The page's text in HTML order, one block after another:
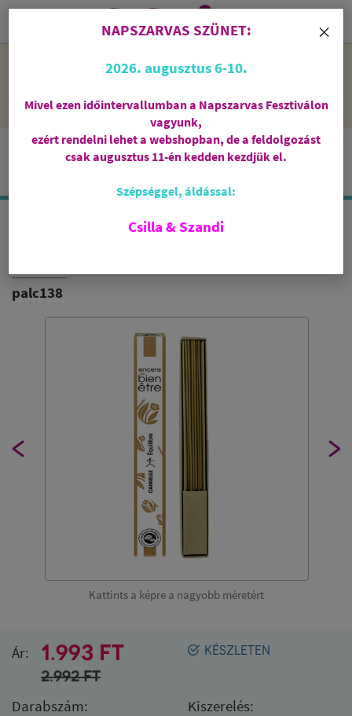
NAPSZARVAS SZÜNET: 2026. augusztus 6-10 - rendelni lehet
feldolgozni őket.
i
0
AROMAMBIANCE
palc138
Kattints a képre a nagyobb méretért
KÉSZLETEN
Ár: 1.993 FT
2.992FT
Darabszám:
Kiszerelés:
×
NAPSZARVAS SZÜNET:
2026. augusztus 6-10.
Mivel ezen időintervallumban a Napszarvas Fesztiválon
vagyunk,
ezért rendelni lehet a webshopban, de a feldolgozást
csak augusztus 11-én kedden kezdjük el.
Szépséggel, áldással:
Csilla & Szandi